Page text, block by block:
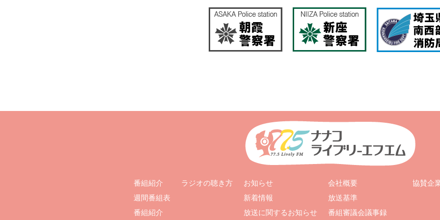
番組紹介
週間番組表
番組紹介
ラジオの聴き方
お知らせ
新着情報
放送に関するお知らせ
会社概要
放送基準
番組審議会議事録
協賛企